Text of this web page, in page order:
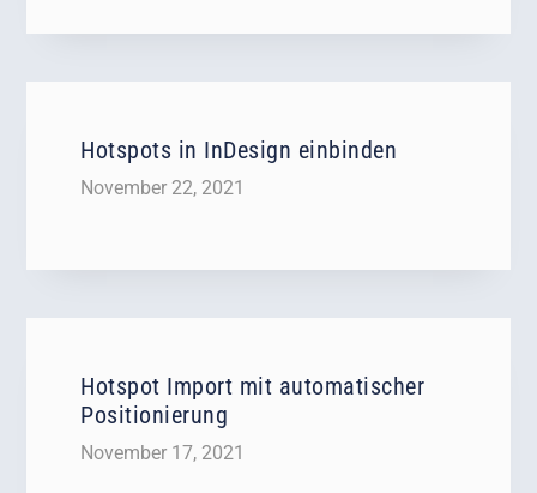
Hotspots in InDesign einbinden
November 22, 2021
Hotspot Import mit automatischer
Positionierung
November 17, 2021